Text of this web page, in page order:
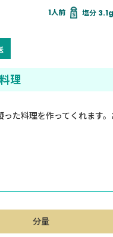
塩分 3.1g
理
った料理を作ってくれます
分量